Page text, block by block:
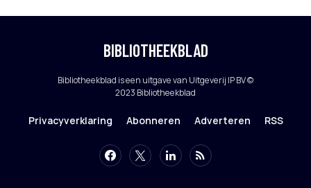
BIBLIOTHEEKBLAD
Bibliotheekblad is een uitgave van Uitgeverij IP BV ©
2023 Bibliotheekblad
Privacyverklaring Abonneren Adverteren RSS